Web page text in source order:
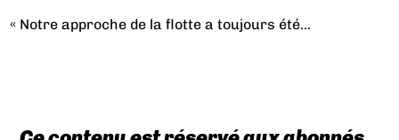
« Notre approche de la flotte a toujours été...